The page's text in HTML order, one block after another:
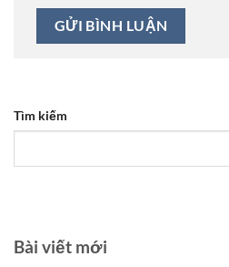
Tìm kiếm
Bài viết mới